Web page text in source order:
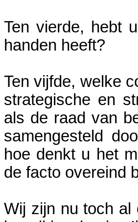
Ten vierde, hebt
handen heeft?
Ten vijfde, welke
strategische en
als de raad van
samengesteld
hoe denkt u het
de facto overeind
Wij zijn nu toch al